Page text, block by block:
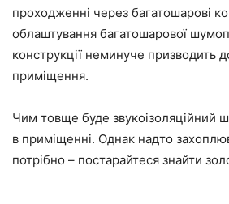
проходженні через багатошарові
облаштування багатошарової
конструкції неминуче призводить
приміщення.
Чим товще буде звукоізоляційний
в приміщенні. Однак надто
потрібно – постарайтеся знайти